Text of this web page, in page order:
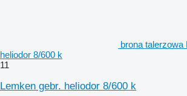
brona talerzowa
heliodor 8/600 k
11
Lemken gebr. heliodor 8/600 k